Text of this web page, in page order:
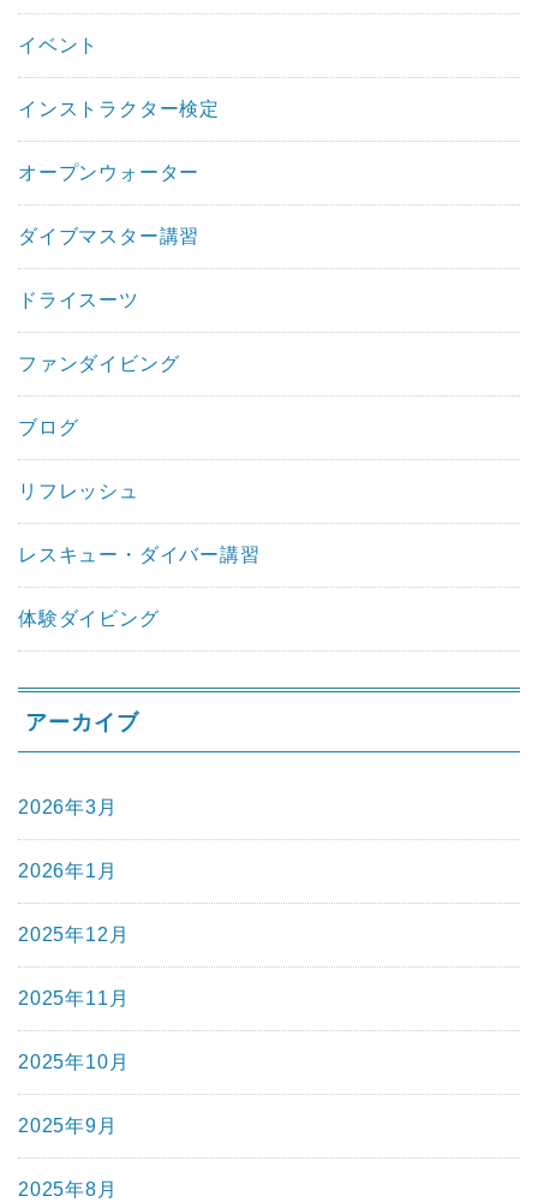
イベント
インストラクター検定
オープンウォーター
ダイブマスター講習
ドライスーツ
ファンダイビング
ブログ
リフレッシュ
レスキュー・ダイバー講習
体験ダイビング
アーカイブ
2026年3月
2026年1月
2025年12月
2025年11月
2025年10月
2025年9月
2025年8月